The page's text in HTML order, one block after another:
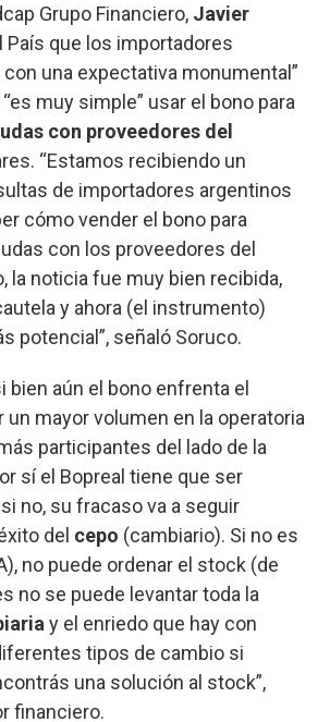
Grupo Financiero, Javier
País que los importadores
una expectativa monumental”
muy simple” usar el bono para
con proveedores del
“Estamos recibiendo un
de importadores argentinos
cómo vender el bono para
con los proveedores del
la noticia fue muy bien recibida,
y ahora (el instrumento)
potencial”, señaló Soruco.
bien aún el bono enfrenta el
un mayor volumen en la operatoria
participantes del lado de la
sí el Bopreal tiene que ser
no, su fracaso va a seguir
del cepo (cambiario). Si no es
no puede ordenar el stock (de
no se puede levantar toda la
y el enriedo que hay con
tipos de cambio si
una solución al stock”,
financiero.